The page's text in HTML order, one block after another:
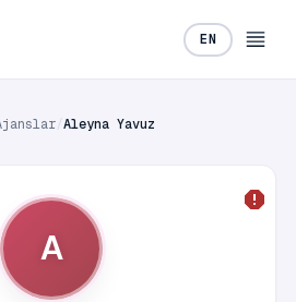
EN
/Aleyna Yavuz
A